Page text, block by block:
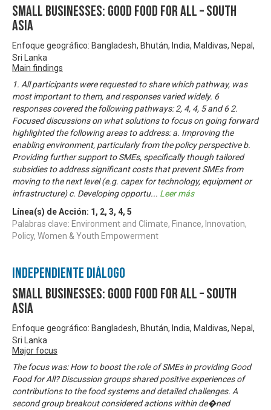
Small Businesses: Good Food for All – South
Asia
Enfoque geográfico: Bangladesh, Bhután, India, Maldivas, Nepal,
Sri Lanka
Main findings
1. All participants were requested to share which pathway, was
most important to them, and responses varied widely. 6
responses covered the following pathways: 2, 4, 4, 5 and 6 2.
Focused discussions on what solutions to focus on going forward
highlighted the following areas to address: a. Improving the
enabling environment, particularly from the policy perspective b.
Providing further support to SMEs, specifically though tailored
subsidies to address significant costs that prevent SMEs from
moving to the next level (e.g. capex for technology, equipment or
infrastructure) c. Developing opportu... Leer más
Línea(s) de Acción: 1 , 2, 3, 4, 5
Palabras clave: Environment and Climate, Finance, Innovation,
Policy, Women & Youth Empowerment
Independiente Diálogo
Small Businesses: Good Food for All – South
Asia
Enfoque geográfico: Bangladesh, Bhután, India, Maldivas, Nepal,
Sri Lanka
Major focus
The focus was: How to boost the role of SMEs in providing Good
Food for All? Discussion groups shared positive experiences of
contributions to the food systems and detailed challenges. A
second group breakout considered actions within de�ned